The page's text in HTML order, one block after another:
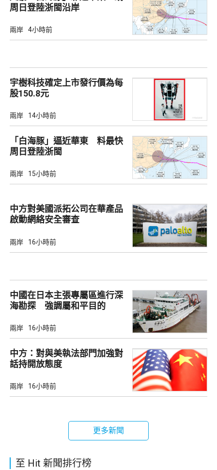
周日登陸浙閩沿岸
兩岸 4小時前
宇樹科技確定上市發行價為每
股150.8元
兩岸 14小時前
「白海豚」逼近華東 料最快
周日登陸浙閩
兩岸 15小時前
中方對美國派拓公司在華產品
啟動網絡安全審查
兩岸 16小時前
中國在日本主張專屬區進行深
海勘探 強調屬和平目的
兩岸 16小時前
中方：對與美執法部門加強對
話持開放態度
兩岸 16小時前
更多新聞
至 Hit 新聞排行榜